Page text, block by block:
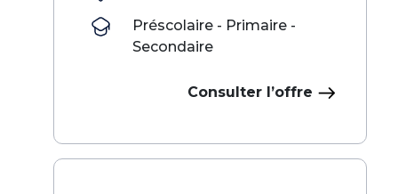
Préscolaire - Primaire -
Secondaire
Consulter l’offre